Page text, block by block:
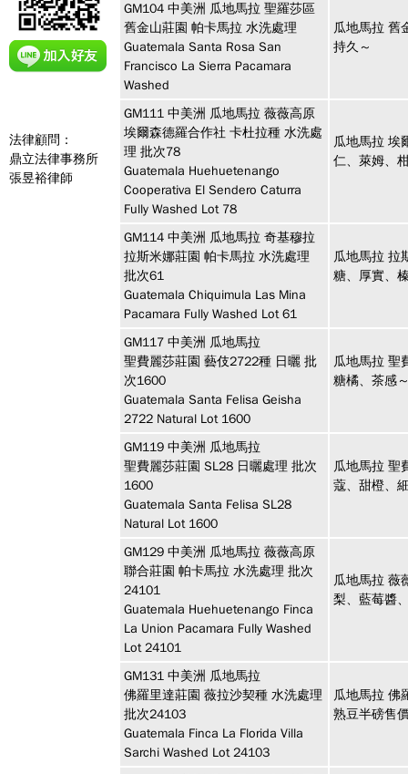
法律顧問：
鼎立法律事務所
張昱裕律師
GM104 中美洲 瓜地馬拉 聖羅莎區
舊金山莊園 帕卡馬拉 水洗處理
Guatemala Santa Rosa San
Francisco La Sierra Pacamara
Washed
瓜地馬拉 舊
持久～
GM111 中美洲 瓜地馬拉 薇薇高原
埃爾森德羅合作社 卡杜拉種 水洗處
理 批次78
Guatemala Huehuetenango
Cooperativa El Sendero Caturra
Fully Washed Lot 78
瓜地馬拉 埃
仁、萊姆、
GM114 中美洲 瓜地馬拉 奇基穆拉
拉斯米娜莊園 帕卡馬拉 水洗處理
批次61
Guatemala Chiquimula Las Mina
Pacamara Fully Washed Lot 61
瓜地馬拉 拉
糖、厚實、
GM117 中美洲 瓜地馬拉
聖費麗莎莊園 藝伎2722種 日曬 批
次1600
Guatemala Santa Felisa Geisha
2722 Natural Lot 1600
瓜地馬拉 聖
糖橘、茶感
GM119 中美洲 瓜地馬拉
聖費麗莎莊園 SL28 日曬處理 批次
1600
Guatemala Santa Felisa SL28
Natural Lot 1600
瓜地馬拉 聖
蔻、甜橙、
GM129 中美洲 瓜地馬拉 薇薇高原
聯合莊園 帕卡馬拉 水洗處理 批次
24101
Guatemala Huehuetenango Finca
La Union Pacamara Fully Washed
Lot 24101
瓜地馬拉 薇
梨、藍莓醬
GM131 中美洲 瓜地馬拉
佛羅里達莊園 薇拉沙契種 水洗處理
批次24103
Guatemala Finca La Florida Villa
Sarchi Washed Lot 24103
瓜地馬拉 佛
熟豆半磅售